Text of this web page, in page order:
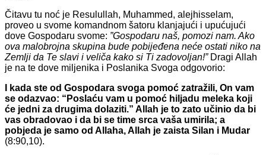
Čitavu tu noć je Resulullah, Muhammed, alejhisselam,
proveo u svome komandnom šatoru klanjajući i upućujući
dove Gospodaru svome: ”Gospodaru naš, pomozi nam. Ako
ova malobrojna skupina bude pobijeđena neće ostati niko na
Zemlji da Te slavi i veliča kako si Ti zadovoljan!”Dragi Allah
je na te dove miljenika i Poslanika Svoga odgovorio:
I kada ste od Gospodara svoga pomoć zatražili, On vam
se odazvao: “Poslaću vam u pomoć hiljadu meleka koji
će jedni za drugima dolaziti.” Allah je to zato učinio da bi
vas obradovao i da bi se time srca vaša umirila; a
pobjeda je samo od Allaha, Allah je zaista Silan i Mudar
(8:90,10).